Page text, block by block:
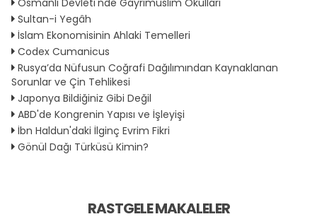
Osmanlı Devleti'nde Gayrımüslim Okulları
Sultan-i Yegâh
İslam Ekonomisinin Ahlaki Temelleri
Codex Cumanicus
Rusya’da Nüfusun Coğrafi Dağılımından Kaynaklanan
Sorunlar ve Çin Tehlikesi
Japonya Bildiğiniz Gibi Değil
ABD'de Kongrenin Yapısı ve İşleyişi
İbn Haldun'daki İlginç Evrim Fikri
Gönül Dağı Türküsü Kimin?
RASTGELE MAKALELER